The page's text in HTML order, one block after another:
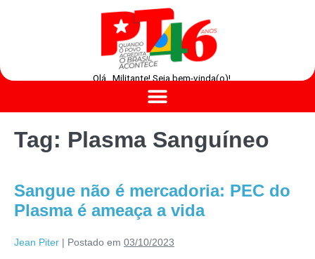
Olá , Militante! Seja bem-vinda(o)!
Tag: Plasma Sanguíneo
Sangue não é mercadoria: PEC do
Plasma é ameaça a vida
Jean Piter | Postado em 03/10/2023